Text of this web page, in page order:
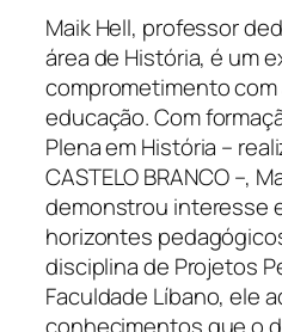
Maik Hell, professor
área de História, é um
comprometimento
educação. Com
Plena em História –
CASTELO BRANCO –,
demonstrou interesse
horizontes
disciplina de Projetos
Faculdade Líbano, ele